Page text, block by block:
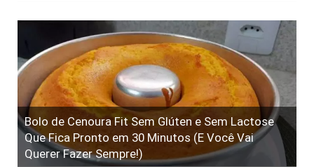
Bolo de Cenoura Fit Sem Glúten e Sem Lactose
Que Fica Pronto em 30 Minutos (E Você Vai
Querer Fazer Sempre!)